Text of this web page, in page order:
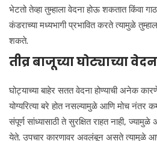
भेटतो तेव्हा तुम्हाला वेदना होऊ शकतात किंवा
कंडराच्या मध्यभागी प्रभावित करते त्यामुळे
शकते.
तीव्र बाजूच्या घोट्याच्या
घोट्याच्या बाहेर सतत वेदना होण्याची अनेक
योग्यरित्या बरे होत नसल्यामुळे आणि मोच नंतर
संपूर्ण सांध्यासाठी ते सुरक्षित राहत नाही,
येते. उपचार कारणावर अवलंबून असते त्यामुळे